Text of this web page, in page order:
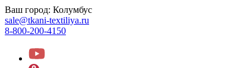
Ваш город: Колумбус
sale@tkani-textiliya.ru
8-800-200-4150